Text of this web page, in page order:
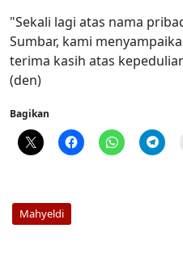
"Sekali lagi atas nama
Sumbar, kami
terima kasih atas
(den)
Bagikan
Mahyeldi